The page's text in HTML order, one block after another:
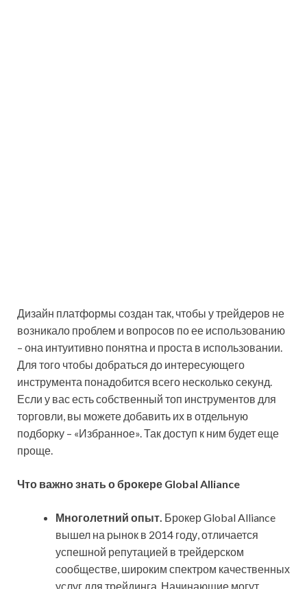
Дизайн платформы создан так, чтобы у трейдеров не
возникало проблем и вопросов по ее использованию
– она интуитивно понятна и проста в использовании.
Для того чтобы добраться до интересующего
инструмента понадобится всего несколько секунд.
Если у вас есть собственный топ инструментов для
торговли, вы можете добавить их в отдельную
подборку – «Избранное». Так доступ к ним будет еще
проще.
Что важно знать о брокере Global Alliance
Многолетний опыт. Брокер Global Alliance
вышел на рынок в 2014 году, отличается
успешной репутацией в трейдерском
сообществе, широким спектром качественных
услуг для трейдинга. Начинающие могут